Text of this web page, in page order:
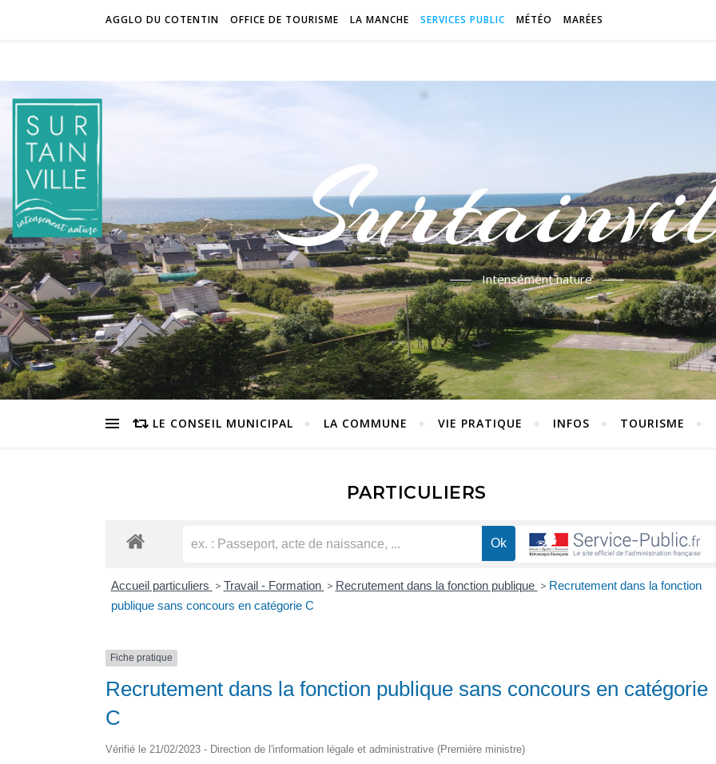
AGGLO DU COTENTIN OFFICE DE TOURISME LA MANCHE SERVICES PUBLIC MÉTÉO MARÉES
Intensément nature
LE CONSEIL MUNICIPAL LA COMMUNE VIE PRATIQUE INFOS TOURISME
PARTICULIERS
Accueil particuliers > Travail - Formation > Recrutement dans la fonction publique > Recrutement dans la fonction
publique sans concours en catégorie C
Fiche pratique
Recrutement dans la fonction publique sans concours en catégorie
C
Vérifié le 21/02/2023 - Direction de l'information légale et administrative (Première ministre)